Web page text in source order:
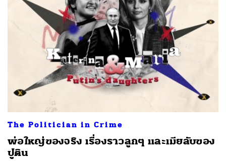
The Politician in Crime
พ่อใหญ่ของจริง เรื่องราวลูกๆ และเมียลับของ
ปูติน